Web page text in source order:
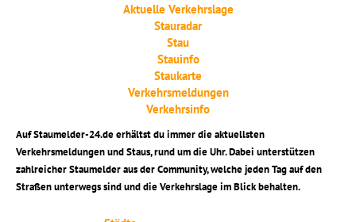
Aktuelle Verkehrslage
Stauradar
Stau
Stauinfo
Staukarte
Verkehrsmeldungen
Verkehrsinfo
Auf Staumelder-24.de erhältst du immer die aktuellsten
Verkehrsmeldungen und Staus, rund um die Uhr. Dabei unterstützen
zahlreicher Staumelder aus der Community, welche jeden Tag auf den
Straßen unterwegs sind und die Verkehrslage im Blick behalten.